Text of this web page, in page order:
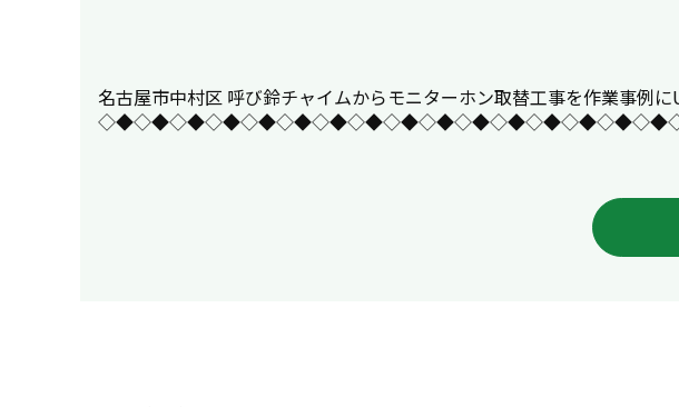
名古屋市中村区 呼び鈴チャイムからモニターホン取替工事を作業事例